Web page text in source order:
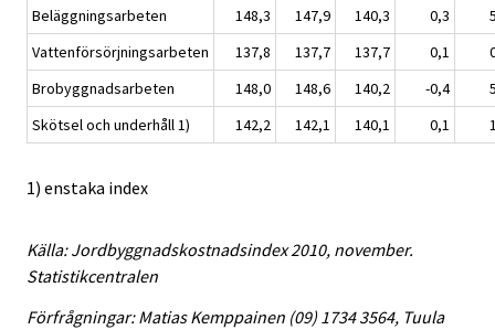
Beläggningsarbeten
148,3 147,9 140,3 0,3
Vattenförsörjningsarbeten
137,8 137,7 137,7 0,1
Brobyggnadsarbeten
148,0 148,6 140,2 -0,4
Skötsel och underhåll 1)
142,2 142,1 140,1 0,1
1) enstaka index
Källa: Jordbyggnadskostnadsindex 2010, november.
Statistikcentralen
Förfrågningar: Matias Kemppainen (09) 1734 3564, Tuula